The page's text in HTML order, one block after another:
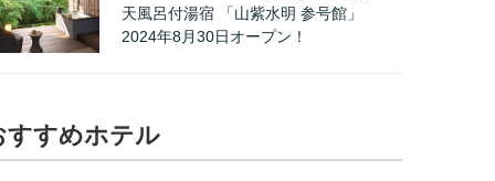
天風呂付湯宿 「山紫水明 参号館」
2024年8月30日オープン！
すすめホテル